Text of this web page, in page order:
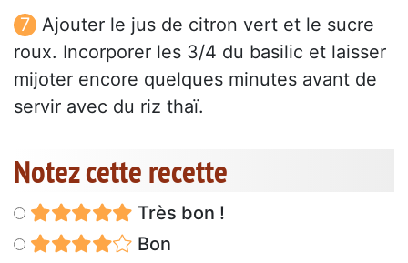
Ajouter le jus de citron vert et le sucre
roux. Incorporer les 3/4 du basilic et laisser
mijoter encore quelques minutes avant de
servir avec du riz thaï.
Notez cette recette
Très bon !
Bon